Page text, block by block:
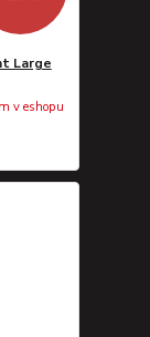
Large
v eshopu